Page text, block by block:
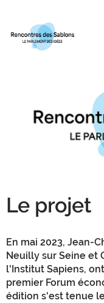
Le projet
En mai 2023, Jean-
Neuilly sur Seine et
l'Institut Sapiens,
premier Forum
édition s'est tenue